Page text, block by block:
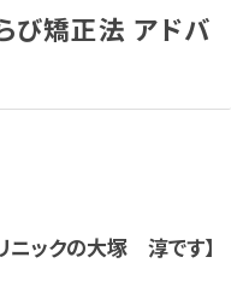
び矯正法 アドバ
ニックの大塚 淳です】